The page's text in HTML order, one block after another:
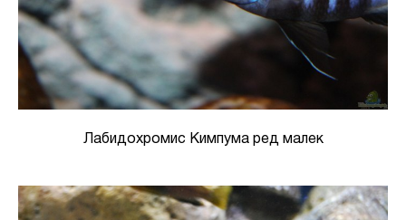
Лабидохромис Кимпума ред малек